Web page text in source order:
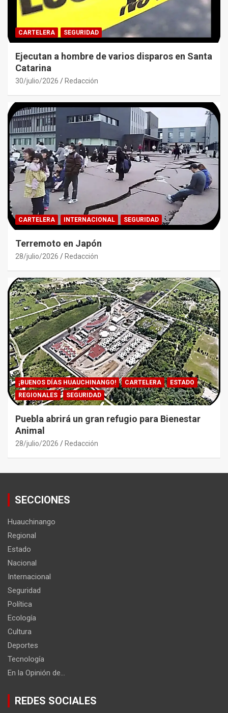
CARTELERA SEGURIDAD
Ejecutan a hombre de varios disparos en Santa
Catarina
30/julio/2026 Redacción
CARTELERA INTERNACIONAL SEGURIDAD
Terremoto en Japón
28/julio/2026 Redacción
¡BUENOS DÍAS HUAUCHINANGO! CARTELERA
ESTADO
REGIONALES
SEGURIDAD
Puebla abrirá un gran refugio para Bienestar
Animal
28/julio/2026 Redacción
SECCIONES
Huauchinango
Regional
Estado
Nacional
Internacional
Seguridad
Política
Ecología
Cultura
Deportes
Tecnología
En la Opinión de…
REDES SOCIALES